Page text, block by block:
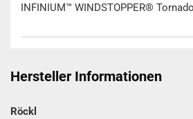
INFINIUM™ WINDSTOPPER®
Hersteller Informationen
Röckl